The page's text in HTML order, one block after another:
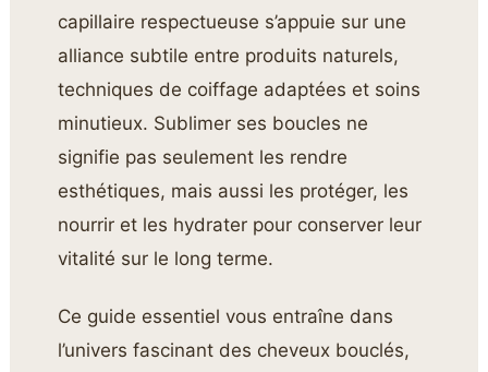
capillaire respectueuse s’appuie sur une
alliance subtile entre produits naturels,
techniques de coiffage adaptées et soins
minutieux. Sublimer ses boucles ne
signifie pas seulement les rendre
esthétiques, mais aussi les protéger, les
nourrir et les hydrater pour conserver leur
vitalité sur le long terme.
Ce guide essentiel vous entraîne dans
l’univers fascinant des cheveux bouclés,